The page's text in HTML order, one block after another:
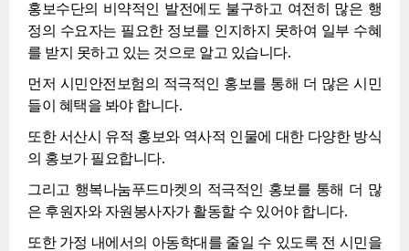
홍보수단의 비약적인 발전에도 불구하고 여전히 많은 행
정의 수요자는 필요한 정보를 인지하지 못하여 일부 수혜
를 받지 못하고 있는 것으로 알고 있습니다.
먼저 시민안전보험의 적극적인 홍보를 통해 더 많은 시민
들이 혜택을 봐야 합니다.
또한 서산시 유적 홍보와 역사적 인물에 대한 다양한 방식
의 홍보가 필요합니다.
그리고 행복나눔푸드마켓의 적극적인 홍보를 통해 더 많
은 후원자와 자원봉사자가 활동할 수 있어야 합니다.
또한 가정 내에서의 아동학대를 줄일 수 있도록 전 시민을